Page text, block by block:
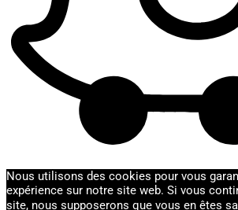
Nous utilisons des cookies pour vous
expérience sur notre site web. Si vous
site, nous supposerons que vous en êtes